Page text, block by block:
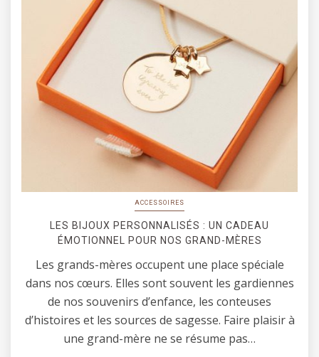
ACCESSOIRES
LES BIJOUX PERSONNALISÉS : UN CADEAU
ÉMOTIONNEL POUR NOS GRAND-MÈRES
Les grands-mères occupent une place spéciale
dans nos cœurs. Elles sont souvent les gardiennes
de nos souvenirs d’enfance, les conteuses
d’histoires et les sources de sagesse. Faire plaisir à
une grand-mère ne se résume pas…